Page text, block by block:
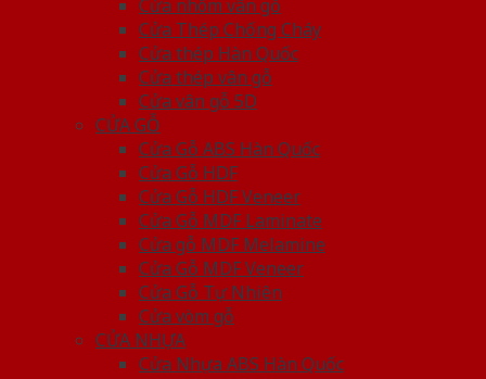
Cửa nhôm vân gỗ
Cửa Thép Chống Cháy
Cửa thép Hàn Quốc
Cửa thép vân gỗ
Cửa vân gỗ 5D
CỬA GỖ
Cửa Gỗ ABS Hàn Quốc
Cửa Gỗ HDF
Cửa Gỗ HDF Veneer
Cửa Gỗ MDF Laminate
Cửa gỗ MDF Melamine
Cửa Gỗ MDF Veneer
Cửa Gỗ Tự Nhiên
Cửa vòm gỗ
CỬA NHỰA
Cửa Nhựa ABS Hàn Quốc